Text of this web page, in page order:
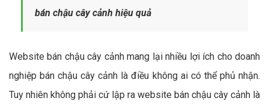
bán chậu cây cảnh hiệu quả
Website bán chậu cây cảnh mang lại nhiều lợi ích cho doanh
nghiệp bán chậu cây cảnh là điều không ai có thể phủ nhận.
Tuy nhiên không phải cứ lập ra website bán chậu cây cảnh là